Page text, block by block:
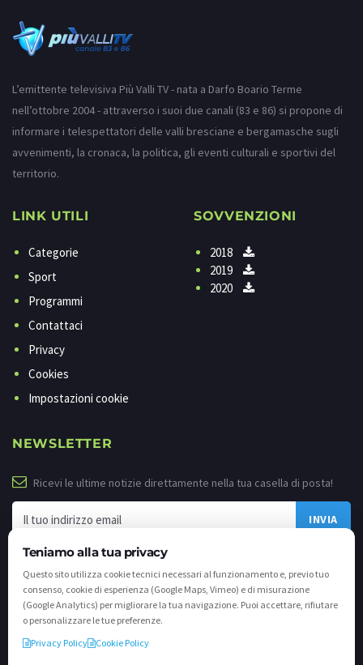
Teniamo alla tua privacy
Questo sito utilizza cookie tecnici necessari al funzionamento e, previo tuo
consenso, cookie di esperienza (Google Maps, Vimeo) e di misurazione
(Google Analytics) per migliorare la tua navigazione. Puoi accettare, rifiutare
o personalizzare le tue preferenze.
Privacy Policy
Cookie Policy
L’emittente televisiva Più Valli TV - nata a Darfo Boario Terme
nell’ottobre 2004 - attraverso i suoi due canali (83 e 86) si propone di
informare i telespettatori delle valli bresciane e bergamasche sugli
avvenimenti, la cronaca, la politica, gli eventi culturali e sportivi del
territorio.
LINK UTILI
Categorie
Sport
Programmi
Contattaci
Privacy
Cookies
Impostazioni cookie
SOVVENZIONI
2018
2019
2020
NEWSLETTER
Ricevi le ultime notizie direttamente nella tua casella di posta!